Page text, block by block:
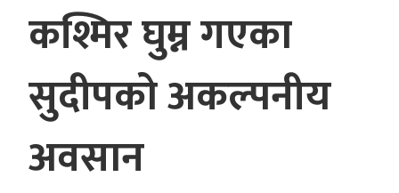
कश्मिर घुम्न गएका
सुदीपको अकल्पनीय
अवसान